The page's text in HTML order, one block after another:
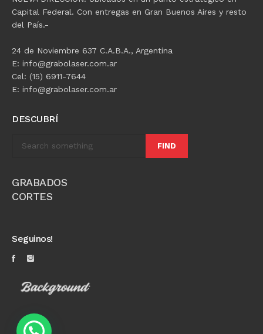
Capital Federal. Con entregas en Gran Buenos Aires y resto
del País.-
24 de Noviembre 637 C.A.B.A., Argentina
E: info@grabolaser.com.ar
Cel: (15) 6911-7644
E: info@grabolaser.com.ar
DESCUBRÍ
FIND
GRABADOS
CORTES
Seguinos!